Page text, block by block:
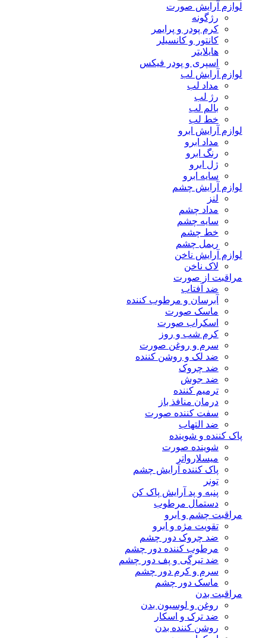
لوازم آرایش صورت
رژگونه
کرم پودر و پرایمر
کانتور و کانسیلر
هایلایتر
اسپری و پودر فیکس
لوازم آرایش لب
مداد لب
رژ لب
بالم لب
خط لب
لوازم آرایش ابرو
مداد ابرو
رنگ ابرو
ژل ابرو
سایه ابرو
لوازم آرایش چشم
لنز
مداد چشم
سایه چشم
خط چشم
ریمل چشم
لوازم آرایش ناخن
لاک ناخن
مراقبت از صورت
ضد آفتاب
آبرسان و مرطوب کننده
ماسک صورت
اسکراب صورت
کرم شب و روز
سرم و روغن صورت
ضد لک و روشن کننده
ضد چروک
ضد جوش
ترمیم کننده
درمان منافذ باز
سفت کننده صورت
ضد التهاب
پاک کننده و شوینده
شوینده صورت
میسلارواتر
پاک کننده آرایش چشم
تونر
پنبه و پد آرایش پاک کن
دستمال مرطوب
مراقبت چشم و ابرو
تقویت مژه و ابرو
ضد چروک دور چشم
مرطوب کننده دور چشم
ضد تیرگی و پف دور چشم
سرم و کرم دور چشم
ماسک دور چشم
مراقبت بدن
روغن و لوسیون بدن
ضد ترک و اسکار
روشن کننده بدن